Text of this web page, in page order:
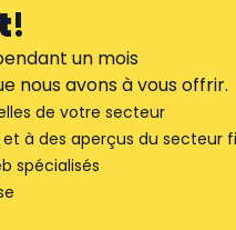
!
un mois
nous avons à vous offrir.
de votre secteur
et à des aperçus du secteur
spécialisés